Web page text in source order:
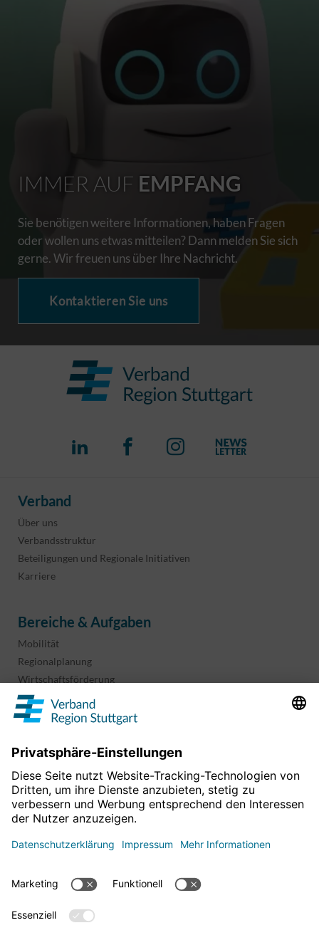
IMMER AUF EMPFANG
Sie benötigen weitere Informationen, haben Fragen
oder wollen uns etwas mitteilen? Dann melden Sie sich
gerne. Wir freuen uns über Ihre Nachricht.
Kontaktieren Sie uns
Verband
Über uns
Verbandsstruktur
Beteiligungen und Regionale Initiativen
Karriere
Bereiche & Aufgaben
Mobilität
Regionalplanung
Wirtschaftsförderung
Sport und Kultur
Projekte & Programme
Informationen & Downloads
Geoinformation